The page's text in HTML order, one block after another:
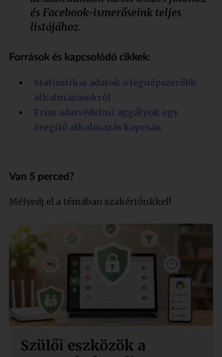
és Facebook-ismerőseink teljes
listájához.
Források és kapcsolódó cikkek:
Statisztikai adatok a legnépszerűbb
alkalmazásokról
Friss adatvédelmi aggályok egy
öregítő alkalmazás kapcsán
Van 5 perced?
Mélyedj el a témában szakértőnkkel!
Szülői eszközök a